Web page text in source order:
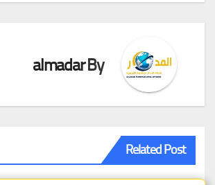
By
almadar
Related Post